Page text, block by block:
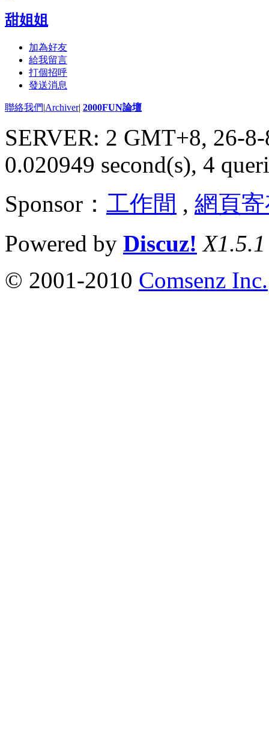
甜姐姐
加為好友
給我留言
打個招呼
發送消息
聯絡我們|Archiver| 2000FUN論壇
SERVER: 2 GMT+8, 26-
0.020949 second(s), 4
Sponsor： 工作間 , 網頁
Powered by Discuz! X1.5.1
© 2001-2010 Comsenz Inc.